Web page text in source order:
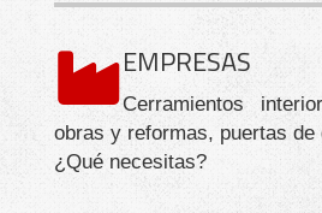
EMPRESAS
Cerramientos
obras y reformas, puertas de
¿Qué necesitas?